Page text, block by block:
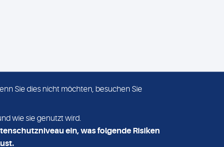
MVZ Medizinisches Labor
Nord MLN GmbH
Sie dies nicht möchten, besuchen Sie
wie sie genutzt wird.
ein, was folgende Risiken